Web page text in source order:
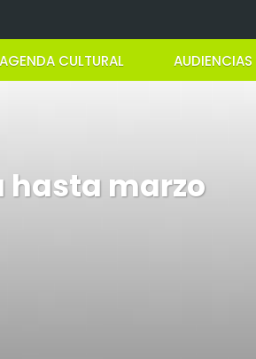
AGENDA CULTURAL AUDIENCIAS
hasta marzo